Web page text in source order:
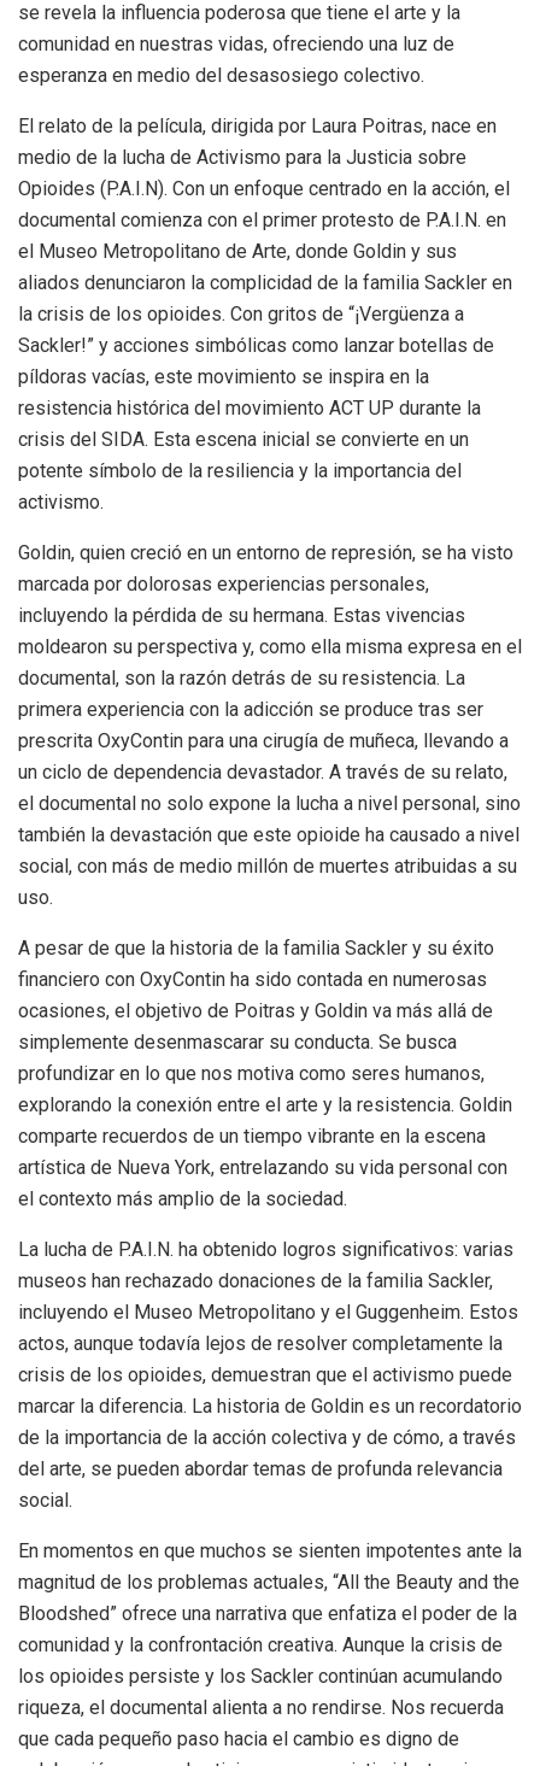
se revela la influencia poderosa que tiene el arte y la
comunidad en nuestras vidas, ofreciendo una luz de
esperanza en medio del desasosiego colectivo.
El relato de la película, dirigida por Laura Poitras, nace en
medio de la lucha de Activismo para la Justicia sobre
Opioides (P.A.I.N). Con un enfoque centrado en la acción, el
documental comienza con el primer protesto de P.A.I.N. en
el Museo Metropolitano de Arte, donde Goldin y sus
aliados denunciaron la complicidad de la familia Sackler en
la crisis de los opioides. Con gritos de “¡Vergüenza a
Sackler!” y acciones simbólicas como lanzar botellas de
píldoras vacías, este movimiento se inspira en la
resistencia histórica del movimiento ACT UP durante la
crisis del SIDA. Esta escena inicial se convierte en un
potente símbolo de la resiliencia y la importancia del
activismo.
Goldin, quien creció en un entorno de represión, se ha visto
marcada por dolorosas experiencias personales,
incluyendo la pérdida de su hermana. Estas vivencias
moldearon su perspectiva y, como ella misma expresa en el
documental, son la razón detrás de su resistencia. La
primera experiencia con la adicción se produce tras ser
prescrita OxyContin para una cirugía de muñeca, llevando a
un ciclo de dependencia devastador. A través de su relato,
el documental no solo expone la lucha a nivel personal, sino
también la devastación que este opioide ha causado a nivel
social, con más de medio millón de muertes atribuidas a su
uso.
A pesar de que la historia de la familia Sackler y su éxito
financiero con OxyContin ha sido contada en numerosas
ocasiones, el objetivo de Poitras y Goldin va más allá de
simplemente desenmascarar su conducta. Se busca
profundizar en lo que nos motiva como seres humanos,
explorando la conexión entre el arte y la resistencia. Goldin
comparte recuerdos de un tiempo vibrante en la escena
artística de Nueva York, entrelazando su vida personal con
el contexto más amplio de la sociedad.
La lucha de P.A.I.N. ha obtenido logros significativos: varias
museos han rechazado donaciones de la familia Sackler,
incluyendo el Museo Metropolitano y el Guggenheim. Estos
actos, aunque todavía lejos de resolver completamente la
crisis de los opioides, demuestran que el activismo puede
marcar la diferencia. La historia de Goldin es un recordatorio
de la importancia de la acción colectiva y de cómo, a través
del arte, se pueden abordar temas de profunda relevancia
social.
En momentos en que muchos se sienten impotentes ante la
magnitud de los problemas actuales, “All the Beauty and the
Bloodshed” ofrece una narrativa que enfatiza el poder de la
comunidad y la confrontación creativa. Aunque la crisis de
los opioides persiste y los Sackler continúan acumulando
riqueza, el documental alienta a no rendirse. Nos recuerda
que cada pequeño paso hacia el cambio es digno de